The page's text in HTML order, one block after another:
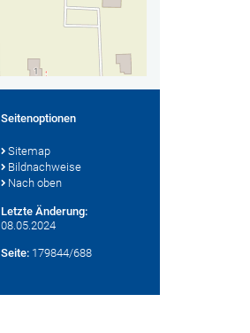
Seitenoptionen
Sitemap
Bildnachweise
Nach oben
Letzte Änderung:
08.05.2024
Seite: 179844/688